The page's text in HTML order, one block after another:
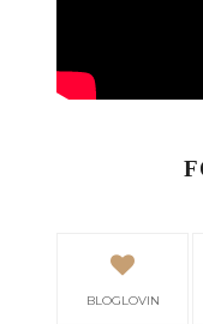
BLOGLOVIN